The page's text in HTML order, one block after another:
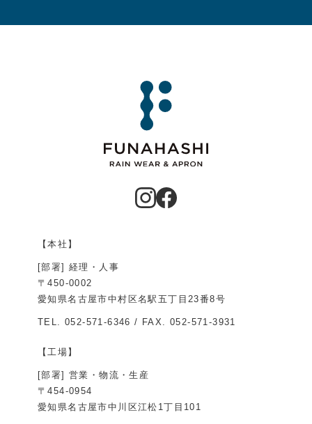
【本社】
[部署] 経理・人事
〒450-0002
愛知県名古屋市中村区名駅五丁目23番8号
TEL. 052-571-6346 / FAX. 052-571-3931
【工場】
[部署] 営業・物流・生産
〒454-0954
愛知県名古屋市中川区江松1丁目101